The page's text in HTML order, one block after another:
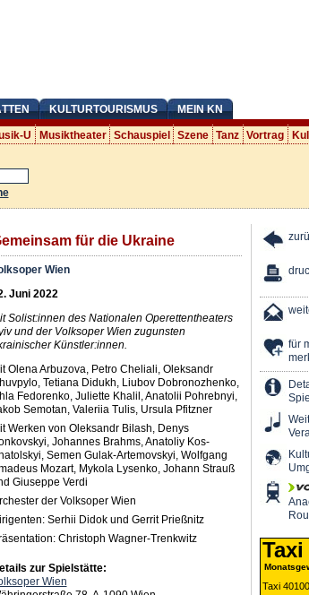
KULTURTOURISMUS MEIN KN
U Musiktheater Schauspiel Szene Tanz Vortrag
für die Ukraine
Wien
Juni 2022
Solist:innen des Nationalen Operettentheaters
und der Volksoper Wien zugunsten
Künstler:innen.
Olena Arbuzova, Petro Cheliali, Oleksandr
Tetiana Didukh, Liubov Dobronozhenko,
Fedorenko, Juliette Khalil, Anatolii Pohrebnyi,
Semotan, Valeriia Tulis, Ursula Pfitzner
Werken von Oleksandr Bilash, Denys
Johannes Brahms, Anatoliy Kos-
Semen Gulak-Artemovskyi, Wolfgang
Mozart, Mykola Lysenko, Johann Strauß
Giuseppe Verdi
der Volksoper Wien
Serhii Didok und Gerrit Prießnitz
Christoph Wagner-Trenkwitz
zur Spielstätte:
Wien
für
Taxi
Taxi